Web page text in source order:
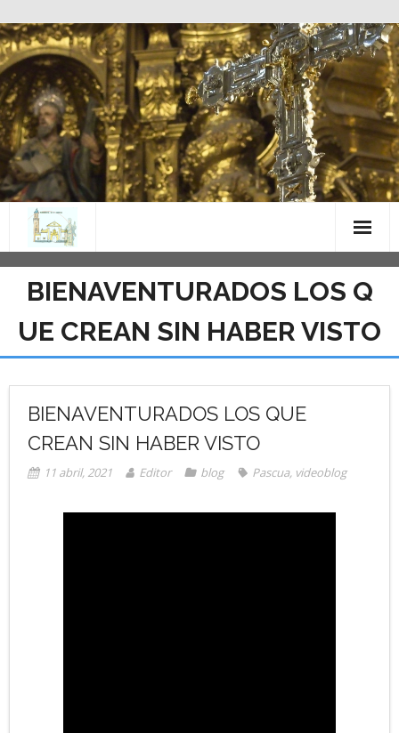
Saltar
al
contenido
BIENAVENTURADOS LOS Q
UE CREAN SIN HABER VISTO
BIENAVENTURADOS LOS QUE
CREAN SIN HABER VISTO
11 abril, 2021 Editor blog Pascua, videoblog